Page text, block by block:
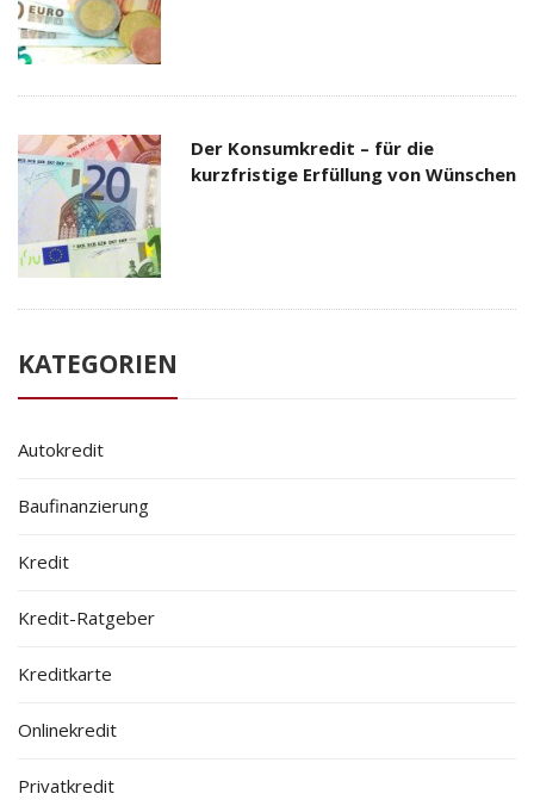
Der Konsumkredit – für die
kurzfristige Erfüllung von Wünschen
KATEGORIEN
Autokredit
Baufinanzierung
Kredit
Kredit-Ratgeber
Kreditkarte
Onlinekredit
Privatkredit